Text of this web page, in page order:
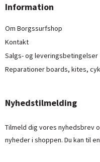
Information
Om Borgssurfshop
Kontakt
Salgs- og leveringsbetingelser
Reparationer boards, kites,
Nyhedstilmelding
Tilmeld dig vores nyhedsbrev
nyheder i shoppen. Du kan til